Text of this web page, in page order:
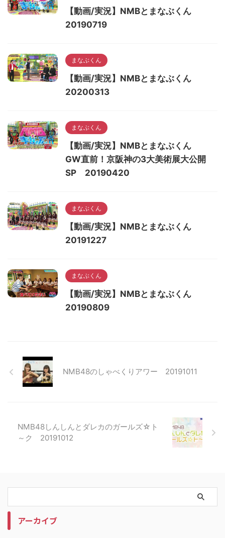
【動画/実況】NMBとまなぶくん
20190719
まなぶくん
【動画/実況】NMBとまなぶくん
20200313
まなぶくん
【動画/実況】NMBとまなぶくん
GW直前！京阪神の3大美術展大公開
SP 20190420
まなぶくん
【動画/実況】NMBとまなぶくん
20191227
まなぶくん
【動画/実況】NMBとまなぶくん
20190809
NMB48のしゃべくりアワー 20191011
NMB48しんしんとダレカのガールズ☆ト
～ク 20191012
アーカイブ